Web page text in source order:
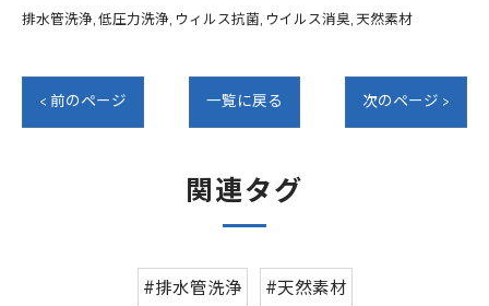
排水管洗浄 低圧力洗浄 ウィルス抗菌 ウイルス消臭 天然素材
< 前のページ 一覧に戻る 次のページ >
関連タグ
#排水管洗浄
#天然素材